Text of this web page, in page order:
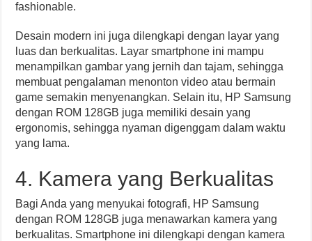
fashionable.
Desain modern ini juga dilengkapi dengan layar yang
luas dan berkualitas. Layar smartphone ini mampu
menampilkan gambar yang jernih dan tajam, sehingga
membuat pengalaman menonton video atau bermain
game semakin menyenangkan. Selain itu, HP Samsung
dengan ROM 128GB juga memiliki desain yang
ergonomis, sehingga nyaman digenggam dalam waktu
yang lama.
4. Kamera yang Berkualitas
Bagi Anda yang menyukai fotografi, HP Samsung
dengan ROM 128GB juga menawarkan kamera yang
berkualitas. Smartphone ini dilengkapi dengan kamera